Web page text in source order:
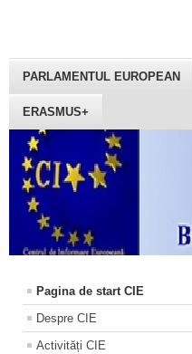
PARLAMENTUL EUROPEAN
ERASMUS+
Pagina de start CIE
Despre CIE
Activități CIE